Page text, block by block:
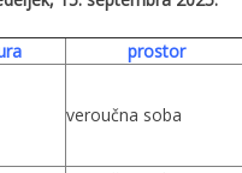
prostor
veroučna soba